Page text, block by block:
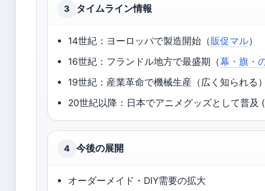
3 タイムライン情報
14世紀：ヨーロッパで製造開始（販促マル）
16世紀：フランドル地方で最盛期（幕・旗・
19世紀：産業革命で機械生産（広く知られる
20世紀以降：日本でアニメグッズとして普及
4 今後の展開
オーダーメイド・DIY需要の拡大